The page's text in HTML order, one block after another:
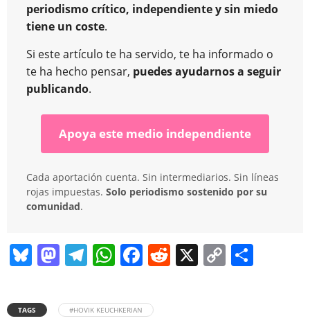
periodismo crítico, independiente y sin miedo
tiene un coste.
Si este artículo te ha servido, te ha informado o
te ha hecho pensar, puedes ayudarnos a seguir
publicando.
Apoya este medio independiente
Cada aportación cuenta. Sin intermediarios. Sin líneas
rojas impuestas. Solo periodismo sostenido por su
comunidad.
Bl
e
M
st
T
e
W
at
F
c
R
X
C
TAGS #HOVIK KEUCHKERIAN